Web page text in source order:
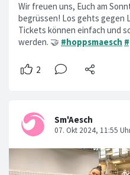
Wir freuen uns, Euch am
begrüssen! Los gehts gegen
Tickets können einfach und
werden. 🤝 #hoppsmaesch